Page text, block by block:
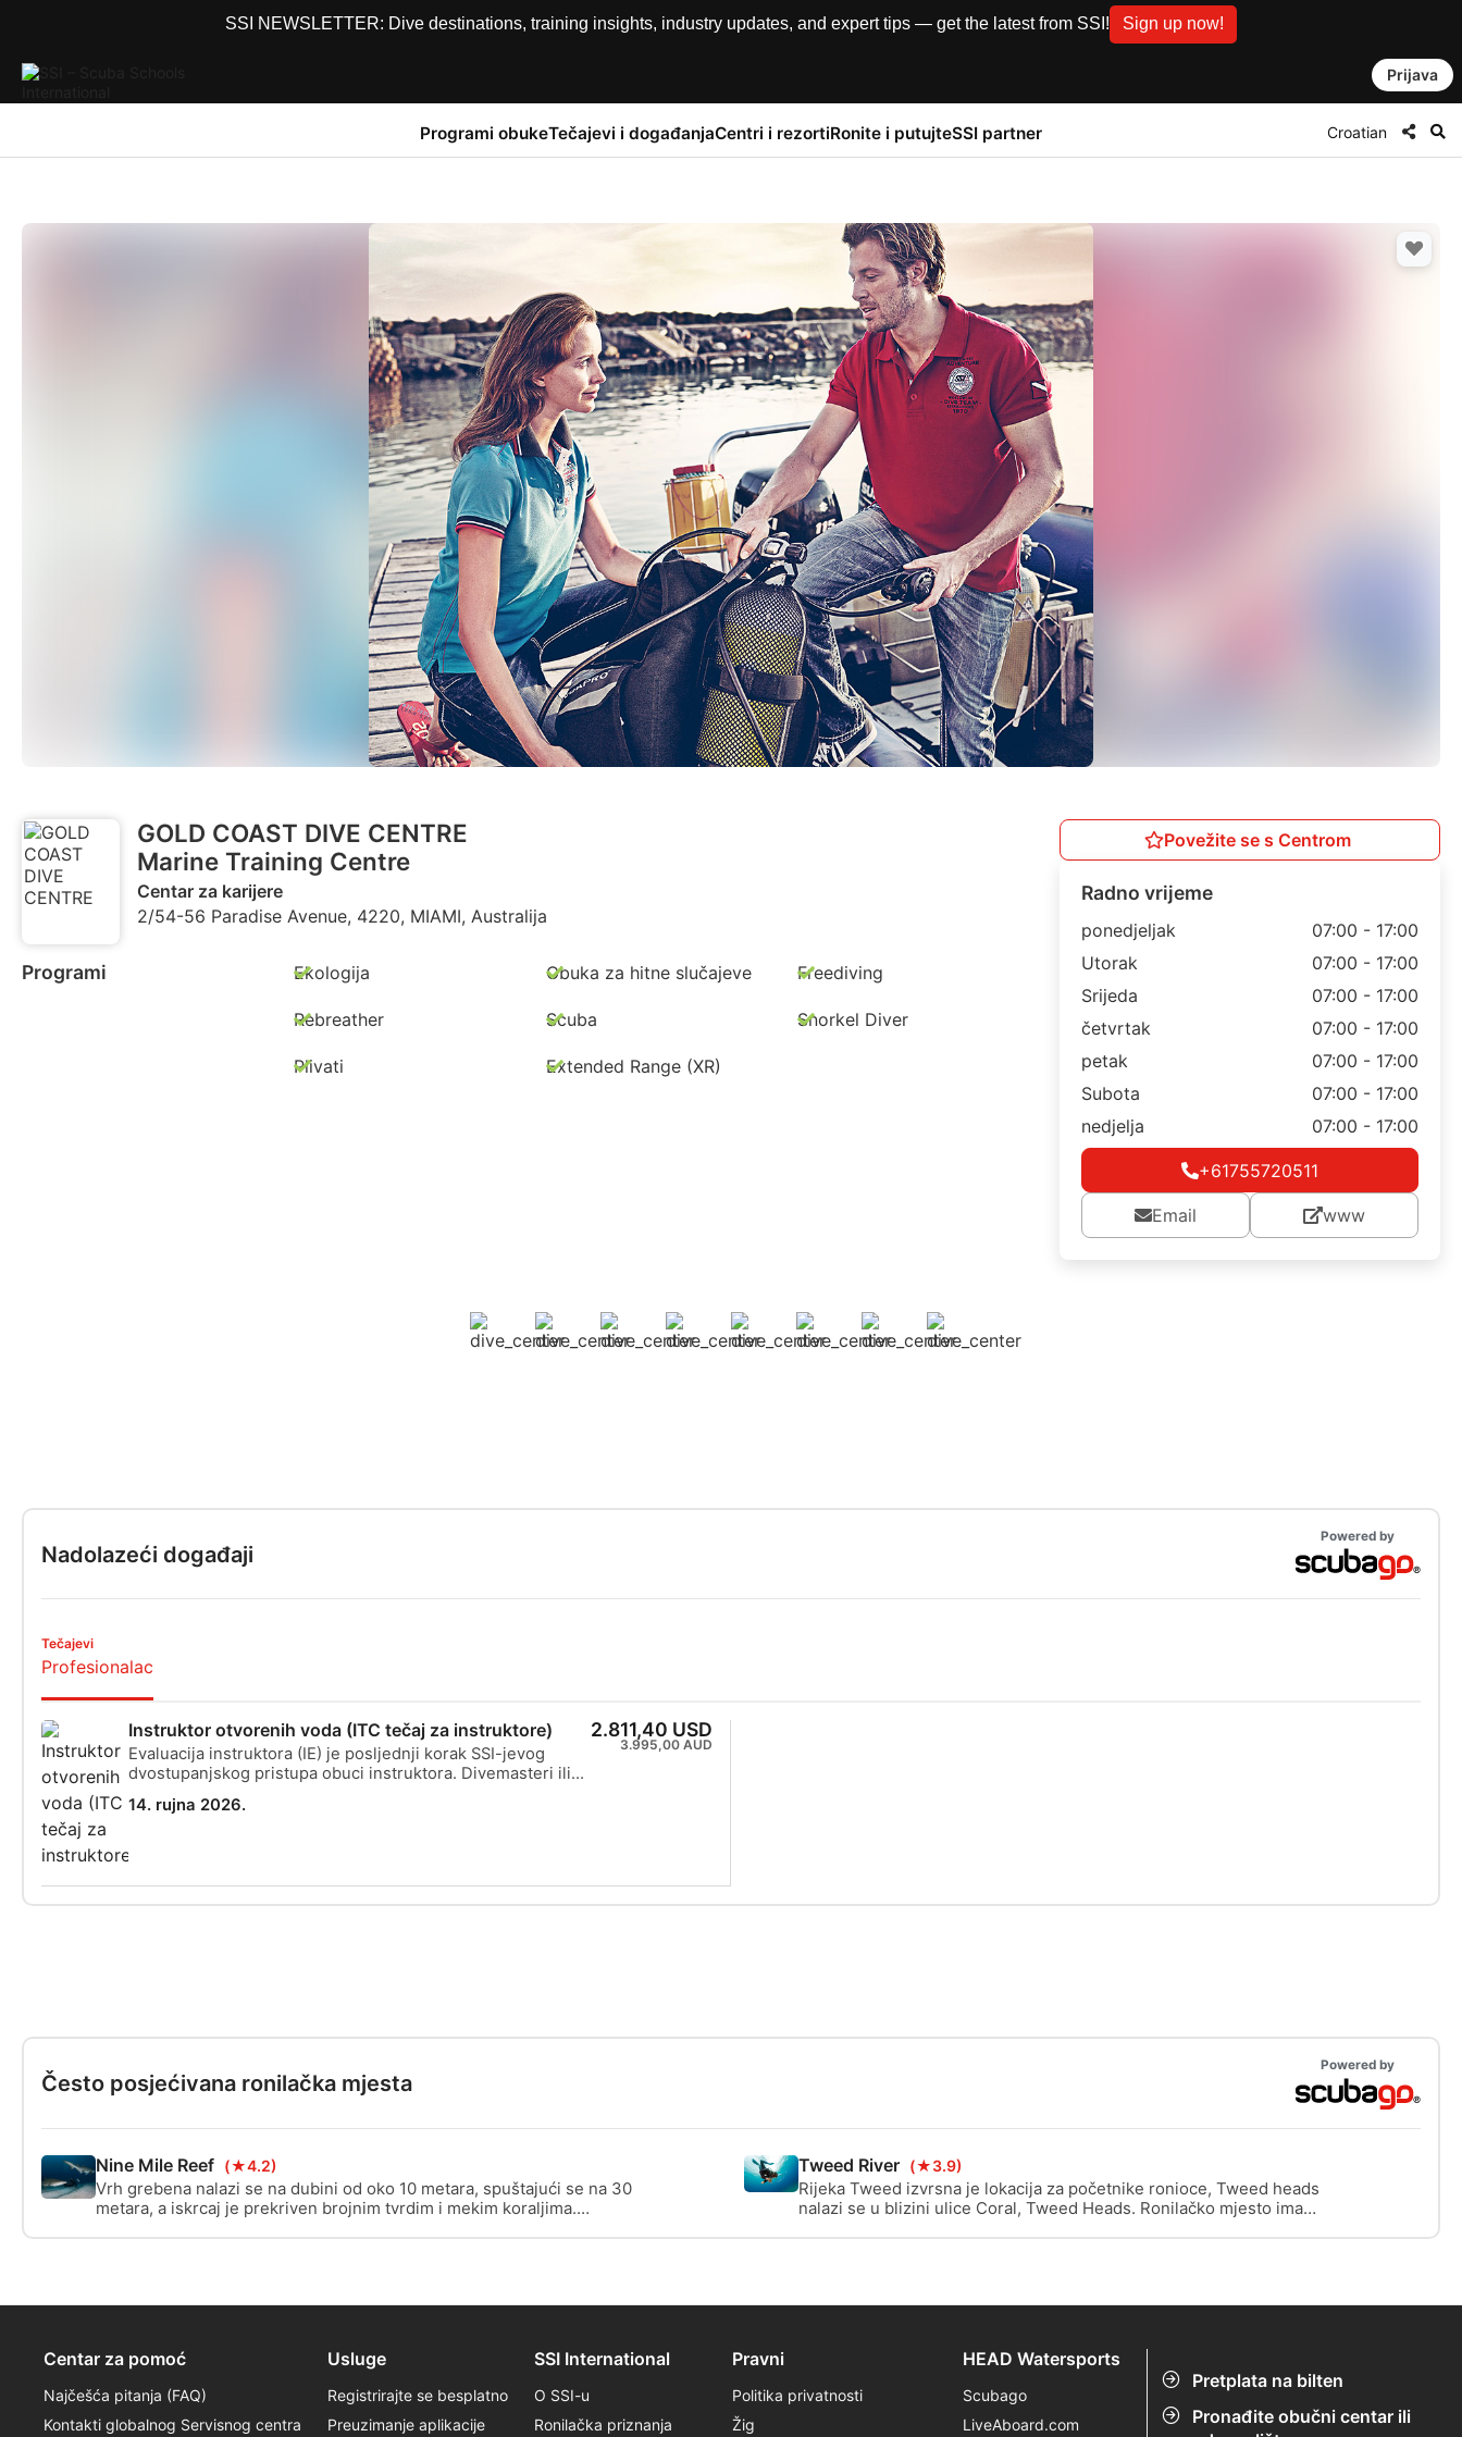
SSI NEWSLETTER: Dive destinations, training insights, industry updates, and expert tips — get the latest from SSI! Sign up now!
Prijava
Programi obukeTečajevi i događanjaCentri i rezortiRonite i putujteSSI partner Croatian
GOLD COAST DIVE CENTRE
Marine Training Centre
Centar za karijere
2/54-56 Paradise Avenue, 4220, MIAMI, Australija
Programi Ekologija Obuka za hitne slučajeve Freediving
Rebreather Scuba Snorkel Diver
Plivati Extended Range (XR)
Povežite se s Centrom
Radno vrijeme
ponedjeljak
07:00 - 17:00
Utorak
07:00 - 17:00
Srijeda
07:00 - 17:00
četvrtak
07:00 - 17:00
petak
07:00 - 17:00
Subota
07:00 - 17:00
nedjelja
07:00 - 17:00
+61755720511
Email www
Nadolazeći događaji
Powered by
Tečajevi
Profesionalac
Instruktor otvorenih voda (ITC tečaj za instruktore)
Evaluacija instruktora (IE) je posljednji korak SSI-jevog
dvostupanjskog pristupa obuci instruktora. Divemasteri ili
profesionalci ekvivalentne razine prvo će morati uspješno
završiti Tečaj obuke instruktora (ITC) gdje ćete naučiti kako:
Stress&Rescue, Perfect Buoyancy i više • Razviti vještine
upravljanja i komunikacije s učenicima Već ste iskusni
biste istražili svoje mogućnosti.
14. rujna 2026.
2.811,40 USD
3.995,00 AUD
Često posjećivana ronilačka mjesta
Powered by
Nine Mile Reef (★4.2)
Vrh grebena nalazi se na dubini od oko 10 metara, spuštajući se na 30
metara, a iskrcaj je prekriven brojnim tvrdim i mekim koraljima.
Tweed River (★3.9)
Rijeka Tweed izvrsna je lokacija za početnike ronioce, Tweed heads
nalazi se u blizini ulice Coral, Tweed Heads. Ronilačko mjesto ima
Pretplata na bilten
Pronađite obučni centar ili
Centar za pomoć
Najčešća pitanja (FAQ)
Kontakti globalnog Servisnog centra
Usluge
Registrirajte se besplatno
Preuzimanje aplikacije
SSI International
O SSI-u
Ronilačka priznanja
Pravni
Politika privatnosti
Žig
HEAD Watersports
Scubago
LiveAboard.com